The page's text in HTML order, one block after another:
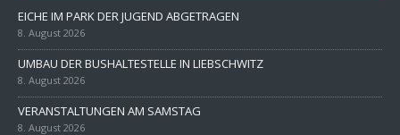
EICHE IM PARK DER JUGEND ABGETRAGEN
8. August 2026
UMBAU DER BUSHALTESTELLE IN LIEBSCHWITZ
8. August 2026
VERANSTALTUNGEN AM SAMSTAG
8. August 2026